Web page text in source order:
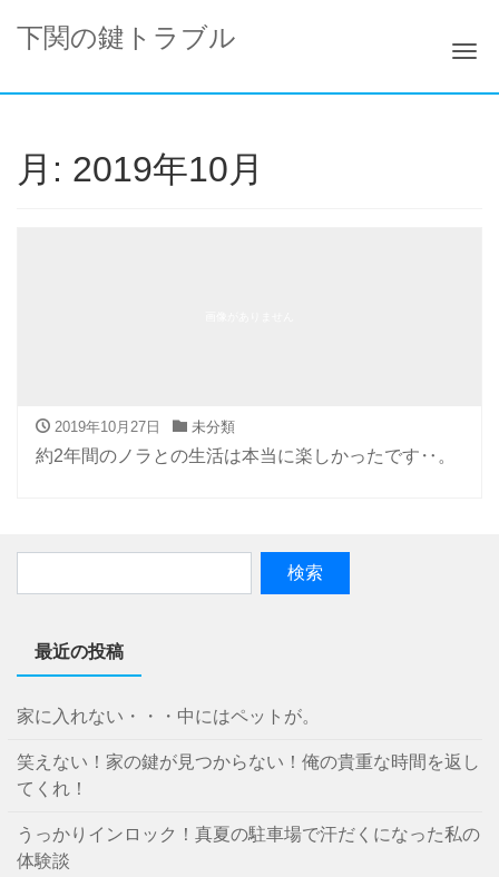
下関の鍵トラブル
ナ
月: 2019年10月
2019年10月27日 未分類
約2年間のノラとの生活は本当に楽しかったです‥。
最近の投稿
家に入れない・・・中にはペットが。
笑えない！家の鍵が見つからない！俺の貴重な時間を返し
てくれ！
うっかりインロック！真夏の駐車場で汗だくになった私の
体験談